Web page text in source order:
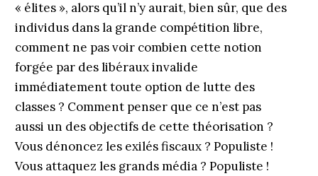
« élites », alors qu’il n’y aurait, bien sûr, que des
individus dans la grande compétition libre,
comment ne pas voir combien cette notion
forgée par des libéraux invalide
immédiatement toute option de lutte des
classes ? Comment penser que ce n’est pas
aussi un des objectifs de cette théorisation ?
Vous dénoncez les exilés fiscaux ? Populiste !
Vous attaquez les grands média ? Populiste !